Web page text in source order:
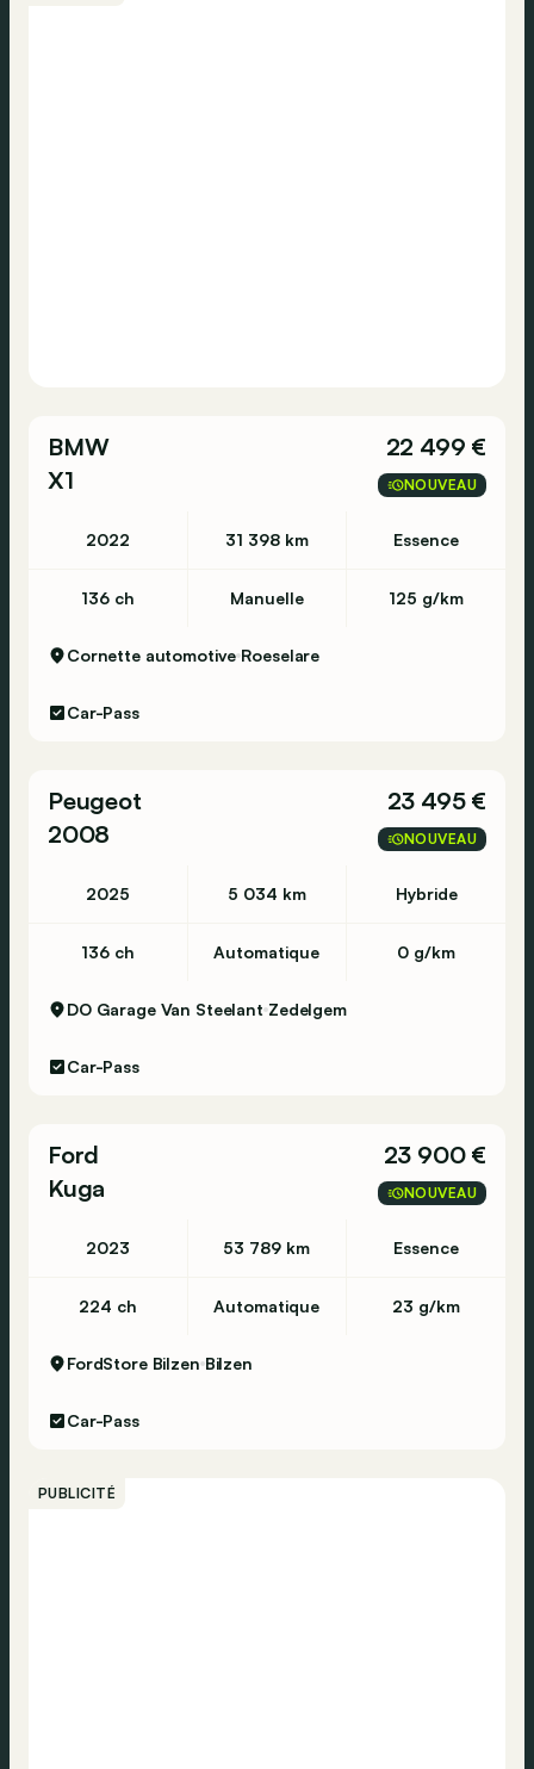
BMW
X1
22 499 €
NOUVEAU
2022 31 398 km Essence
136 ch Manuelle 125 g/km
Cornette automotive Roeselare
Car-Pass
Peugeot
2008
23 495 €
NOUVEAU
2025 5 034 km Hybride
136 ch Automatique 0 g/km
DO Garage Van Steelant Zedelgem
Car-Pass
Ford
Kuga
23 900 €
NOUVEAU
2023 53 789 km Essence
224 ch Automatique 23 g/km
FordStore Bilzen Bilzen
Car-Pass
PUBLICITÉ